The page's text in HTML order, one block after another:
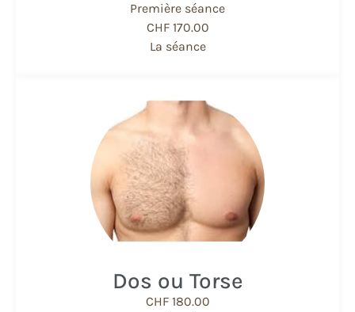
Première séance
CHF 170.00
La séance
Dos ou Torse
CHF 180.00